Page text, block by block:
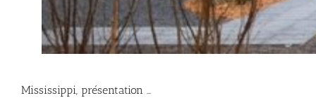
Mississippi, présentation …